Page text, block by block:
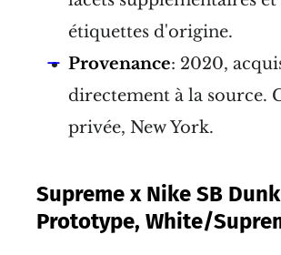
étiquettes d'origine.
Provenance: 2020,
directement à la source.
privée, New York.
Supreme x Nike SB
Prototype, White/